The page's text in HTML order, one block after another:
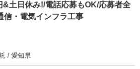
&土日休み!/電話応募もOK/応募者全
信・電気インフラ工事
/ 愛知県